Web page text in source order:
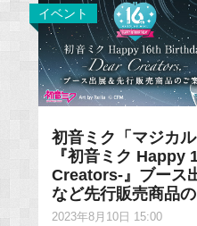
イベント
初音ミク「マジカ
『初音ミク Happy
Creators‐』ブース
など先行販売商品の
2023年8月10日 15:00